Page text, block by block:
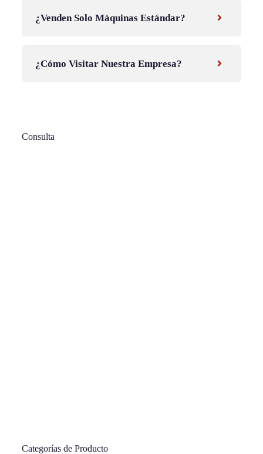
¿Venden Solo Máquinas Estándar?
¿Cómo Visitar Nuestra Empresa?
Consulta
Categorías de Producto